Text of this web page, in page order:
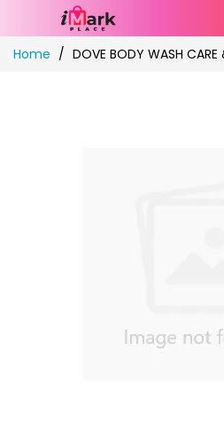
Skip
toHome DOVE BODY WASH